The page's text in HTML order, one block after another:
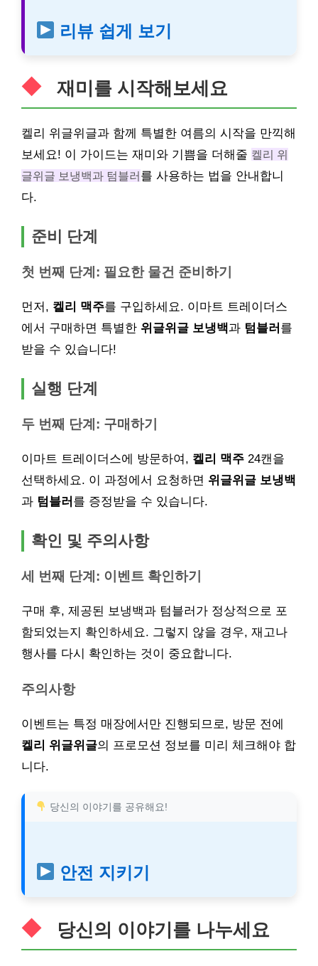
리뷰 쉽게 보기
재미를 시작해보세요
켈리 위글위글과 함께 특별한 여름의 시작을 만끽해
보세요! 이 가이드는 재미와 기쁨을 더해줄 켈리 위
글위글 보냉백과 텀블러를 사용하는 법을 안내합니
다.
준비 단계
첫 번째 단계: 필요한 물건 준비하기
먼저, 켈리 맥주를 구입하세요. 이마트 트레이더스
에서 구매하면 특별한 위글위글 보냉백과 텀블러 를
받을 수 있습니다!
실행 단계
두 번째 단계: 구매하기
이마트 트레이더스에 방문하여, 켈리 맥주 24캔을
선택하세요. 이 과정에서 요청하면 위글위글 보냉백
과 텀블러 를 증정받을 수 있습니다.
확인 및 주의사항
세 번째 단계: 이벤트 확인하기
구매 후, 제공된 보냉백과 텀블러가 정상적으로 포
함되었는지 확인하세요. 그렇지 않을 경우, 재고나
행사를 다시 확인하는 것이 중요합니다.
주의사항
이벤트는 특정 매장에서만 진행되므로, 방문 전에
켈리 위글위글의 프로모션 정보를 미리 체크해야 합
니다.
당신의 이야기를 공유해요!
안전 지키기
당신의 이야기를 나누세요